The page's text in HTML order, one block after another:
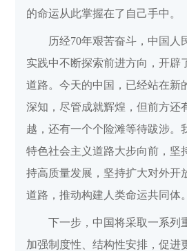
的命运从此掌握在了自己手中。
历经70年艰苦奋斗，中国人
实践中不断探索前进方向，开辟
道路。今天的中国，已经站在新
深知，尽管成就辉煌，但前方还
越，还有一个个险滩等待跋涉。
特色社会主义道路大步向前，坚
持高质量发展，坚持扩大对外开
道路，推动构建人类命运共同体。
下一步，中国将采取一系列
加强制度性、结构性安排，促进